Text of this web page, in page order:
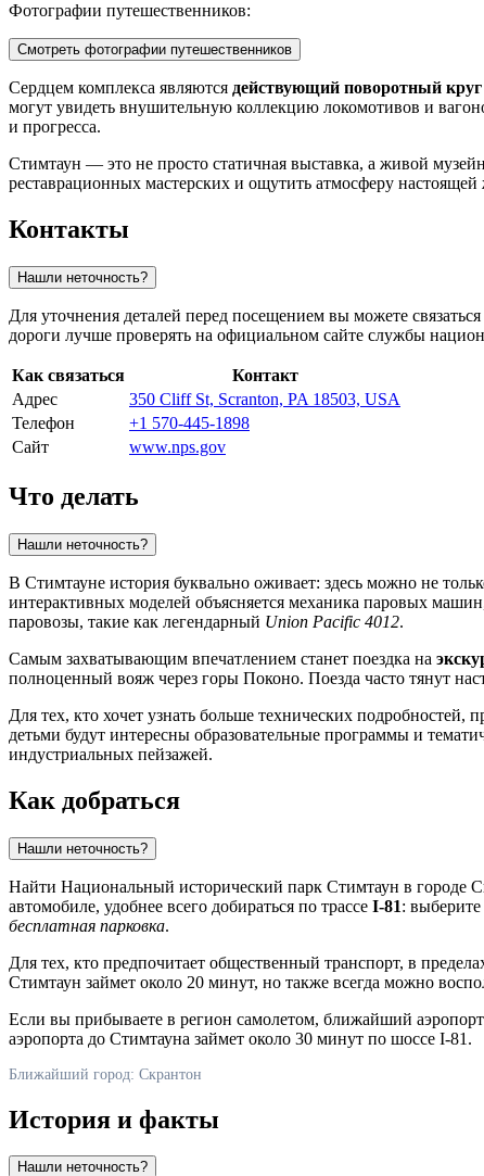
Фотографии путешественников:
Смотреть фотографии путешественников
Сердцем комплекса являются действующий поворотный круг
могут увидеть внушительную коллекцию локомотивов и
и прогресса.
Стимтаун — это не просто статичная выставка, а живой
реставрационных мастерских и ощутить атмосферу
Контакты
Нашли неточность?
Для уточнения деталей перед посещением вы можете
дороги лучше проверять на официальном сайте службы
Как связаться
Контакт
Адрес
350 Cliff St, Scranton, PA 18503, USA
Телефон
+1 570-445-1898
Сайт
www.nps.gov
Что делать
Нашли неточность?
В Стимтауне история буквально оживает: здесь можно не
интерактивных моделей объясняется механика паровых
паровозы, такие как легендарный Union Pacific 4012.
Самым захватывающим впечатлением станет поездка на
полноценный вояж через горы Поконо. Поезда часто тянут
Для тех, кто хочет узнать больше технических подробностей,
детьми будут интересны образовательные программы и
индустриальных пейзажей.
Как добраться
Нашли неточность?
Найти Национальный исторический парк Стимтаун в городе
автомобиле, удобнее всего добираться по трассе I-81: выберите
бесплатная парковка.
Для тех, кто предпочитает общественный транспорт, в
Стимтаун займет около 20 минут, но также всегда можно
Если вы прибываете в регион самолетом, ближайший
аэропорта до Стимтауна займет около 30 минут по шоссе I-81.
Ближайший город: Скрантон
История и факты
Нашли неточность?